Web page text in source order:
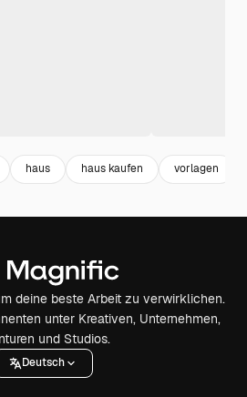
haus haus kaufen vorlagen
deine beste Arbeit zu verwirklichen.
unter Kreativen, Unternehmen,
und Studios.
Deutsch